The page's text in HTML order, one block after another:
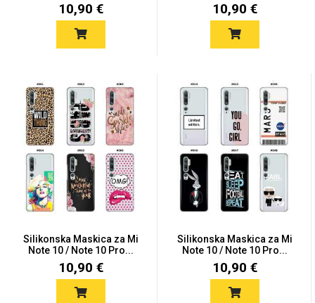
10,90 € 10,90 €
Silikonska Maskica za Mi
Note 10 / Note 10 Pro...
10,90 €
Silikonska Maskica za Mi
Note 10 / Note 10 Pro...
10,90 €